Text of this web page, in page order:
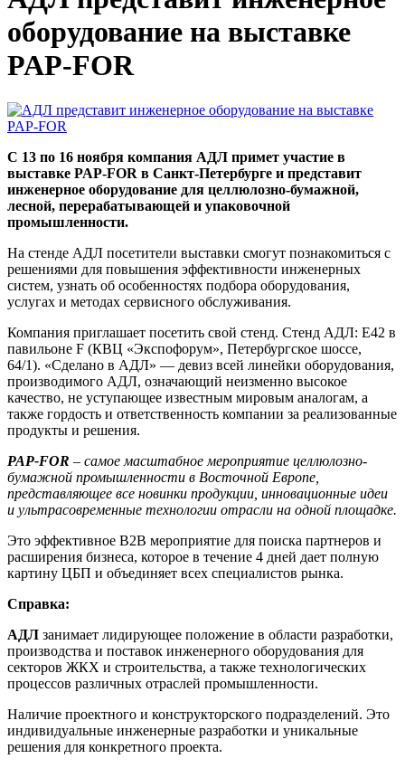
оборудование на выставке
PAP-FOR
С 13 по 16 ноября компания АДЛ примет участие в
выставке PAP-FOR в Санкт-Петербурге и представит
инженерное оборудование для целлюлозно-бумажной,
лесной, перерабатывающей и упаковочной
промышленности.
На стенде АДЛ посетители выставки смогут познакомиться с
решениями для повышения эффективности инженерных
систем, узнать об особенностях подбора оборудования,
услугах и методах сервисного обслуживания.
Компания приглашает посетить свой стенд. Стенд АДЛ: Е42 в
павильоне F (КВЦ «Экспофорум», Петербургское шоссе,
64/1). «Сделано в АДЛ» — девиз всей линейки оборудования,
производимого АДЛ, означающий неизменно высокое
качество, не уступающее известным мировым аналогам, а
также гордость и ответственность компании за реализованные
продукты и решения.
PAP-FOR – самое масштабное мероприятие целлюлозно-
бумажной промышленности в Восточной Европе,
представляющее все новинки продукции, инновационные идеи
и ультрасовременные технологии отрасли на одной площадке.
Это эффективное B2B мероприятие для поиска партнеров и
расширения бизнеса, которое в течение 4 дней дает полную
картину ЦБП и объединяет всех специалистов рынка.
Справка:
АДЛ занимает лидирующее положение в области разработки,
производства и поставок инженерного оборудования для
секторов ЖКХ и строительства, а также технологических
процессов различных отраслей промышленности.
Наличие проектного и конструкторского подразделений. Это
индивидуальные инженерные разработки и уникальные
решения для конкретного проекта.